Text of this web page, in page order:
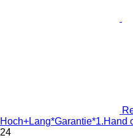
Hoch+Lang*Garantie*1.Hand
24